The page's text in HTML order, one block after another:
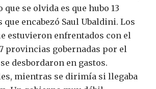
que se olvida es que hubo 13
que encabezó Saul Ubaldini. Los
estuvieron enfrentados con el
provincias gobernadas por el
desbordaron en gastos.
mientras se dirimía si llegaba